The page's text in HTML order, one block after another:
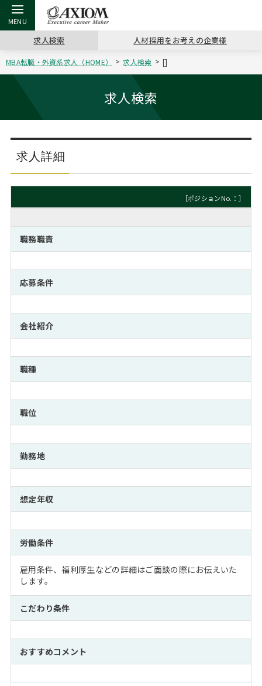
戻る
アクシアムの特長
コンサ
サービス案内 キャリ
コンサルタントの紹介
戻る
キャリア支援 TOP
キャリアデザイン講座
（最新求人市場動向）
MBAの
おわり
ステージ別アドバイス
MBA留学生数の推移
日本か
インターン受入企業一覧
MBAを生かす求人特集
年齢と年収の相関図
戻る
転職ツール TOP
英文レジュメの書き方 パワー
職務経歴書の書き方
よくある面接Q&A集
外資系／面接攻略のコツ
戻る
転職コラム TOP
“展”職相談室
転職市場の明日をよめ
転職成功への4つの鍵
キャリアに効く一冊
注目企業インタビュー
戻る
イベント・セミナー TOP
ジョブフェア
キャリアデザインセミナー
キャリアフォーラム
プロ経営者の特別セミナー
Career Talk Live
MBA NETWORKING
戻る
会社概要 TOP
沿革
主なクライアント
採用情報
パブリシティ
ニュースリリース
求人検索 人材採用をお考えの企業様
MBA転職・外資系求人（HOME） 求人検索 []
求人検索
求人詳細
［ポジションNo.：］
職務職責
応募条件
会社紹介
職種
職位
勤務地
想定年収
労働条件
雇用条件、福利厚生などの詳細はご面談の際にお伝えいた
します。
こだわり条件
おすすめコメント